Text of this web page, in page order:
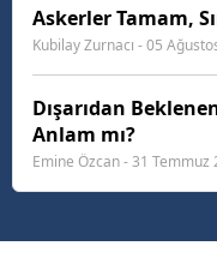
Askerler Tamam,
Kubilay Zurnacı - 05
Dışarıdan
Anlam mı?
Emine Özcan - 31 Temmuz